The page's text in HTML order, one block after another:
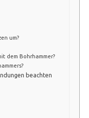
um?
dem Bohrhammer?
beachten